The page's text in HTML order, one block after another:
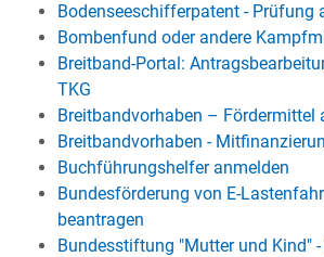
Bodenseeschifferpatent - Prüfung
Bombenfund oder andere
Breitband-Portal:
TKG
Breitbandvorhaben – Fördermittel
Breitbandvorhaben -
Buchführungshelfer anmelden
Bundesförderung von E-
beantragen
Bundesstiftung "Mutter und Kind"